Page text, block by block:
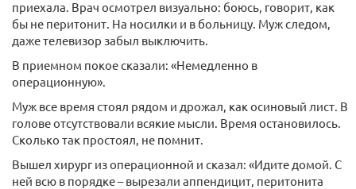
приехала. Врач осмотрел визуально: боюсь, говорит, как
бы не перитонит. На носилки и в больницу. Муж следом,
даже телевизор забыл выключить.
В приемном покое сказали: «Немедленно в
операционную».
Муж все время стоял рядом и дрожал, как осиновый лист. В
голове отсутствовали всякие мысли. Время остановилось.
Сколько так простоял, не помнит.
Вышел хирург из операционной и сказал: «Идите домой. С
ней всю в порядке – вырезали аппендицит, перитонита